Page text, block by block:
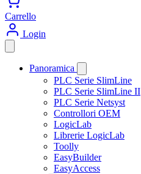
Carrello
Login
Panoramica
PLC Serie SlimLine
PLC Serie SlimLine II
PLC Serie Netsyst
Controllori OEM
LogicLab
Librerie LogicLab
Toolly
EasyBuilder
EasyAccess